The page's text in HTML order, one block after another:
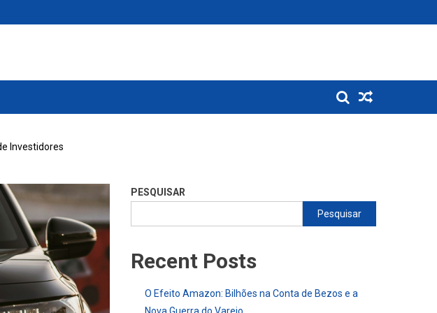
Investidores
PESQUISAR
Pesquisar
Recent Posts
O Efeito Amazon: Bilhões na Conta de Bezos e a